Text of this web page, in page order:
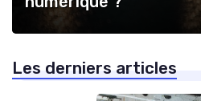
Les derniers articles